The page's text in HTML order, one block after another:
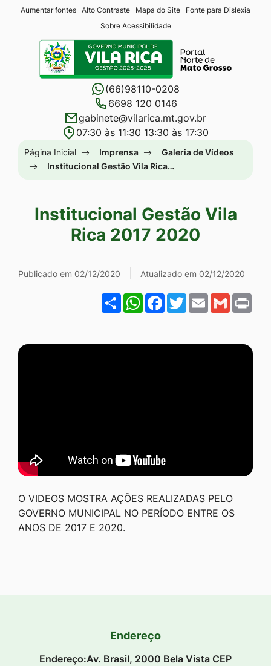
Seção
atalhos
links
acessibilidade
Ir
conteúdo
[alt+1]
menu
[alt+2]
para
[alt+4]
Aumentar fontes Alto Contraste Mapa do Site
Fonte para Dislexia
Sobre Acessibilidade
Seção
menu
(66)98110-0208
6698 120 0146
gabinete@vilarica.mt.gov.br
07:30 às 11:30 13:30 às 17:30
Seção
do
Página Inicial Imprensa
Galeria de Vídeos
Institucional Gestão Vila Rica…
Institucional Gestão Vila
Rica 2017 2020
Galeria Institucional
Publicado em 02/12/2020 Atualizado em 02/12/2020
ShareWhatsApp
Facebook
Twitter
EmailGmail
O VIDEOS MOSTRA AÇÕES REALIZADAS PELO
GOVERNO MUNICIPAL NO PERÍODO ENTRE OS
ANOS DE 2017 E 2020.
Endereço
Endereço:Av. Brasil, 2000 Bela Vista CEP